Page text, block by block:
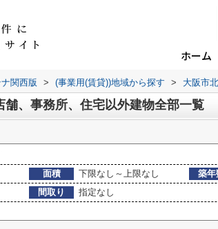
ホーム
関西版 > (事業用(賃貸))地域から探す > 大阪市
舗、事務所、住宅以外建物全部一覧
面積 下限なし～上限なし 築年
間取り
指定なし